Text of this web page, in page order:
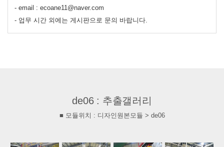
- email : ecoane11@naver.com
- 업무 시간 외에는 게시판으로 문의 바랍니다.
de06 : 추출갤러리
■ 모듈위치 : 디자인원본모듈 > de06